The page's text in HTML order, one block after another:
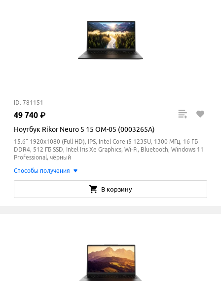
ID: 781151
49 740 ₽
Ноутбук Rikor Neuro 5 15 OM-05 (0003265A)
15.6" 1920x1080 (Full HD), IPS, Intel Core i5 1235U, 1300 МГц, 16 ГБ
DDR4, 512 ГБ SSD, Intel Iris Xe Graphics, Wi-Fi, Bluetooth, Windows 11
Professional, чёрный
Способы получения
В корзину